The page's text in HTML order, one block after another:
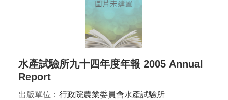
水產試驗所九十四年度年報 2005 Annual
Report
出版單位： 行政院農業委員會水產試驗所